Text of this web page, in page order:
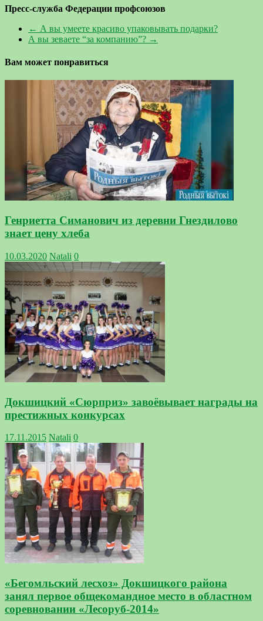
Пресс-служба Федерации профсоюзов
← А вы умеете красиво упаковывать подарки?
А вы зеваете “за компанию”? →
Вам может понравиться
Генриетта Симанович из деревни Гнездилово
знает цену хлеба
10.03.2020 Natali 0
Докшицкий «Сюрприз» завоёвывает награды на
престижных конкурсах
17.11.2015 Natali 0
«Бегомльский лесхоз» Докшицкого района
занял первое общекомандное место в областном
соревновании «Лесоруб-2014»